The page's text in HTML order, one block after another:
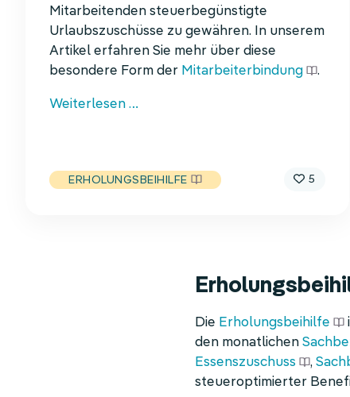
5
Mitarbeitenden steuerbegünstigte
Urlaubszuschüsse zu gewähren. In unserem
Artikel erfahren Sie mehr über diese
besondere Form der Mitarbeiterbindung .
Weiterlesen …Alles
2026
ERHOLUNGSBEIHILFE
Die Erholungsbeihilfe
den monatlichen
Essenszuschuss
,
steueroptimierter